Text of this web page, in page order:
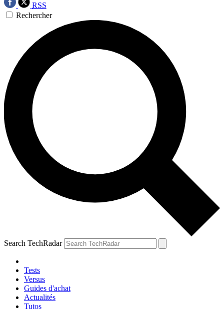
RSS
Rechercher
Search TechRadar
Tests
Versus
Guides d'achat
Actualités
Tutos